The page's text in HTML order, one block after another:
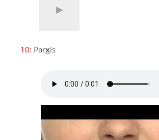
10: Parxís